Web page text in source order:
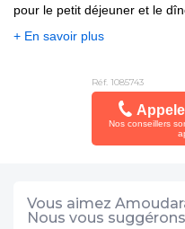
n'est pas le cas de tout le
des activités, cours de
pour le petit déjeuner et le dîner, c'est très agréable. On
toujours une table, les
était une fois de plus magnifique, nous avons été
nous tenons à vous en remercier
une petit bémol pour la
mégots tous les jours. Quant
+ En savoir plus
Réf. 1085743
Nos conseillers
Vous aimez
Nous vous